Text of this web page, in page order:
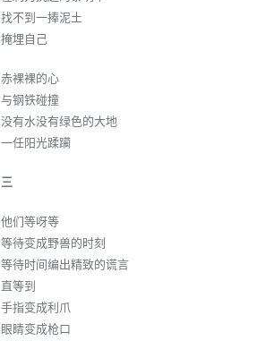
找不到一捧泥土
掩埋自己
赤裸裸的心
与钢铁碰撞
没有水没有绿色的大地
一任阳光蹂躏
三
他们等呀等
等待变成野兽的时刻
等待时间编出精致的谎言
直等到
手指变成利爪
眼睛变成枪口